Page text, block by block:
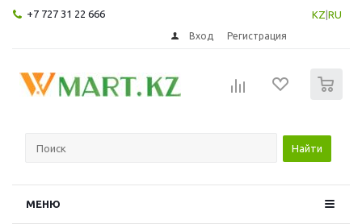
+7 727 31 22 666 KZ RU
Вход Регистрация
Найти
МЕНЮ